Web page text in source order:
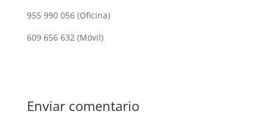
955 990 056 (Oficina)
609 656 632 (Móvil)
Enviar comentario